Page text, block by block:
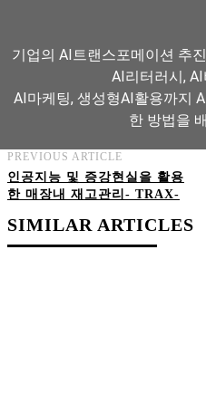
기업의 AI트랜스포메이션 추
AI리터러시,
AI마케팅, 생성형AI활용까지
한 방법을
AI트랜스포메이션
PREVIOUS ARTICLE
인공지능 및 증강현실을 활용
한 매장내 재고관리- TRAX-
SIMILAR ARTICLES